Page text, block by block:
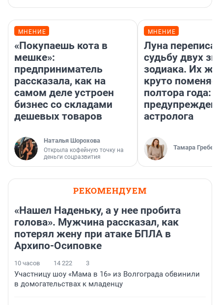
МНЕНИЕ
«Покупаешь кота в
мешке»:
предприниматель
рассказала, как на
самом деле устроен
бизнес со складами
дешевых товаров
Наталья Шорохова
Открыла кофейную точку на
деньги соцразвития
МНЕНИЕ
Луна
судьбу двух
зодиака. Их
круто
полтора года:
астролога
Тамара
РЕКОМЕНДУЕМ
«Нашел Наденьку, а у нее пробита
голова». Мужчина рассказал, как
потерял жену при атаке БПЛА в
Архипо-Осиповке
10 часов 14 222 3
Участницу шоу «Мама в 16» из Волгограда обвинили
в домогательствах к младенцу